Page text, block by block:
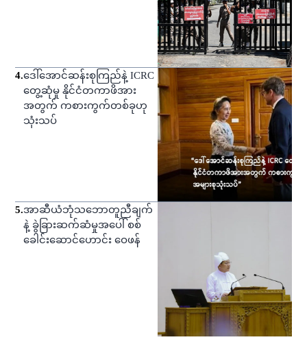
4.ဒေါ်အောင်ဆန်းစုကြည်နဲ့ ICRC
တွေ့ဆုံမှု နိုင်ငံတကာဖိအား
အတွက် ကစားကွက်တစ်ခုဟု
သုံးသပ်
5.အာဆီယံဘုံသဘောတူညီချက်
နဲ့ ခွဲခြားဆက်ဆံမှုအပေါ် စစ်
ခေါင်းဆောင်ဟောင်း ဝေဖန်